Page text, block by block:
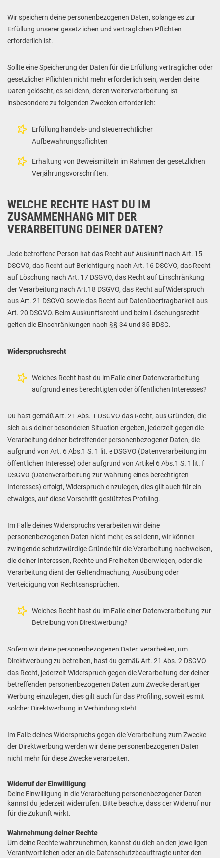
Wir speichern deine personenbezogenen Daten, solange es zur
Erfüllung unserer gesetzlichen und vertraglichen Pflichten
erforderlich ist.
Sollte eine Speicherung der Daten für die Erfüllung vertraglicher oder
gesetzlicher Pflichten nicht mehr erforderlich sein, werden deine
Daten gelöscht, es sei denn, deren Weiterverarbeitung ist
insbesondere zu folgenden Zwecken erforderlich:
Erfüllung handels- und steuerrechtlicher
Aufbewahrungspflichten
Erhaltung von Beweismitteln im Rahmen der gesetzlichen
Verjährungsvorschriften.
WELCHE RECHTE HAST DU IM
ZUSAMMENHANG MIT DER
VERARBEITUNG DEINER DATEN?
Jede betroffene Person hat das Recht auf Auskunft nach Art. 15
DSGVO, das Recht auf Berichtigung nach Art. 16 DSGVO, das Recht
auf Löschung nach Art. 17 DSGVO, das Recht auf Einschränkung
der Verarbeitung nach Art.18 DSGVO, das Recht auf Widerspruch
aus Art. 21 DSGVO sowie das Recht auf Datenübertragbarkeit aus
Art. 20 DSGVO. Beim Auskunftsrecht und beim Löschungsrecht
gelten die Einschränkungen nach §§ 34 und 35 BDSG.
Widerspruchsrecht
Welches Recht hast du im Falle einer Datenverarbeitung
aufgrund eines berechtigten oder öffentlichen Interesses?
Du hast gemäß Art. 21 Abs. 1 DSGVO das Recht, aus Gründen, die
sich aus deiner besonderen Situation ergeben, jederzeit gegen die
Verarbeitung deiner betreffender personenbezogener Daten, die
aufgrund von Art. 6 Abs.1 S. 1 lit. e DSGVO (Datenverarbeitung im
öffentlichen Interesse) oder aufgrund von Artikel 6 Abs.1 S. 1 lit. f
DSGVO (Datenverarbeitung zur Wahrung eines berechtigten
Interesses) erfolgt, Widerspruch einzulegen, dies gilt auch für ein
etwaiges, auf diese Vorschrift gestütztes Profiling.
Im Falle deines Widerspruchs verarbeiten wir deine
personenbezogenen Daten nicht mehr, es sei denn, wir können
zwingende schutzwürdige Gründe für die Verarbeitung nachweisen,
die deiner Interessen, Rechte und Freiheiten überwiegen, oder die
Verarbeitung dient der Geltendmachung, Ausübung oder
Verteidigung von Rechtsansprüchen.
Welches Recht hast du im Falle einer Datenverarbeitung zur
Betreibung von Direktwerbung?
Sofern wir deine personenbezogenen Daten verarbeiten, um
Direktwerbung zu betreiben, hast du gemäß Art. 21 Abs. 2 DSGVO
das Recht, jederzeit Widerspruch gegen die Verarbeitung der deiner
betreffenden personenbezogenen Daten zum Zwecke derartiger
Werbung einzulegen, dies gilt auch für das Profiling, soweit es mit
solcher Direktwerbung in Verbindung steht.
Im Falle deines Widerspruchs gegen die Verarbeitung zum Zwecke
der Direktwerbung werden wir deine personenbezogenen Daten
nicht mehr für diese Zwecke verarbeiten.
Widerruf der Einwilligung
Deine Einwilligung in die Verarbeitung personenbezogener Daten
kannst du jederzeit widerrufen. Bitte beachte, dass der Widerruf nur
für die Zukunft wirkt.
Wahrnehmung deiner Rechte
Um deine Rechte wahrzunehmen, kannst du dich an den jeweiligen
Verantwortlichen oder an die Datenschutzbeauftragte unter den